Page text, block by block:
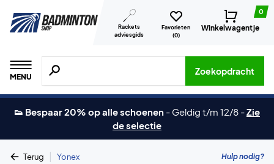
Rackets
adviesgids
Favorieten
(0)
0
Winkelwagentje
MENU
Zoeken naar producten, merken etc.
Zoekopdracht
👟 Bespaar 20% op alle schoenen - Geldig t/m 12/8 -Zie
de selectie
Terug | Yonex Hulp nodig?